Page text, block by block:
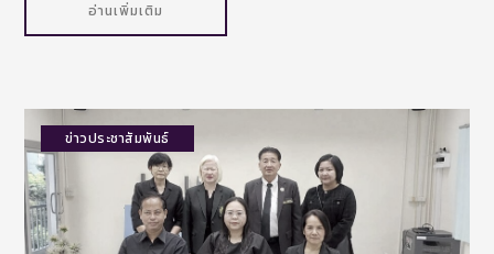
อ่านเพิ่มเติม
ข่าวประชาสัมพันธ์